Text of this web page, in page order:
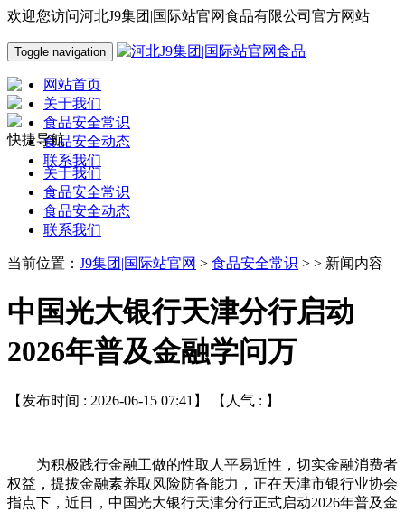
欢迎您访问河北J9集团|国际站官网食品有限公司官方网站
Toggle navigation
网站首页
关于我们
食品安全常识
食品安全动态
联系我们
快捷导航
关于我们
食品安全常识
食品安全动态
联系我们
当前位置： J9集团|国际站官网 > 食品安全常识 > > 新闻内容
中国光大银行天津分行启动
2026年普及金融学问万
【发布时间 : 2026-06-15 07:41】 【人气 : 】
为积极践行金融工做的性取人平易近性，切实金融消费者
权益，提拔金融素养取风险防备能力，正在天津市银行业协会
指点下，近日，中国光大银行天津分行正式启动2026年普及金